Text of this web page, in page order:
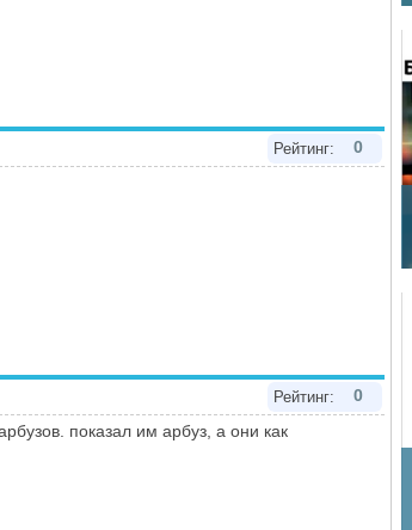
Рейтинг: 0
Рейтинг: 0
показал им арбуз, а они как